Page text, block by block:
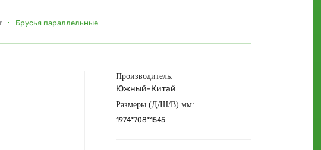
Брусья параллельные
Производитель:
Южный-Китай
Размеры (Д/Ш/В) мм:
1974*708*1545